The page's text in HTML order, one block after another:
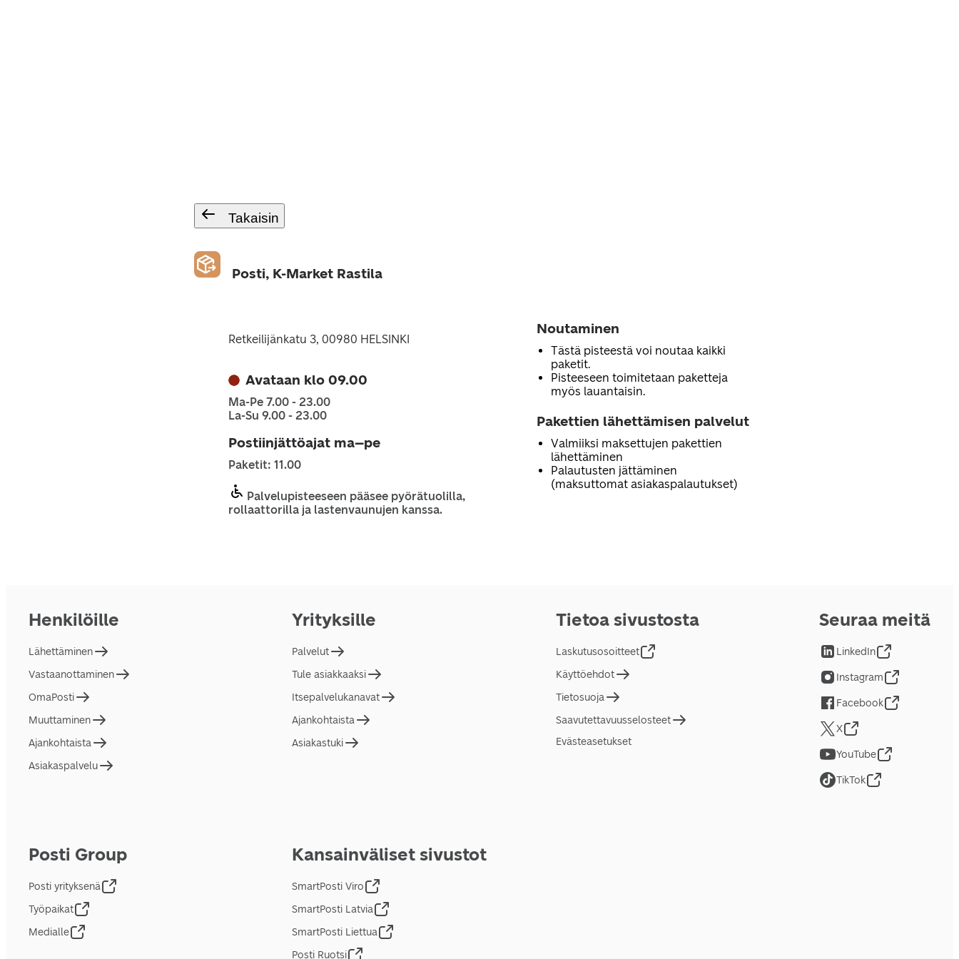
Takaisin
Posti, K-Market Rastila
Retkeilijänkatu 3, 00980 HELSINKI
Avataan klo 09.00
Ma-Pe 7.00 - 23.00
La-Su 9.00 - 23.00
Postiinjättöajat ma–pe
Paketit: 11.00
Palvelupisteeseen pääsee pyörätuolilla,
rollaattorilla ja lastenvaunujen kanssa.
Noutaminen
Tästä pisteestä voi noutaa kaikki
paketit.
Pisteeseen toimitetaan paketteja
myös lauantaisin.
Pakettien lähettämisen palvelut
Valmiiksi maksettujen pakettien
lähettäminen
Palautusten jättäminen
(maksuttomat asiakaspalautukset)
Henkilöille
Lähettäminen
Vastaanottaminen
OmaPosti
Muuttaminen
Ajankohtaista
Asiakaspalvelu
Yrityksille
Palvelut
Tule asiakkaaksi
Itsepalvelukanavat
Ajankohtaista
Asiakastuki
Tietoa sivustosta
Laskutusosoitteet
Käyttöehdot
Tietosuoja
Saavutettavuusselosteet
Evästeasetukset
Posti Group
Posti yrityksenä
Työpaikat
Medialle
Kansainväliset sivustot
SmartPosti Viro
SmartPosti Latvia
SmartPosti Liettua
Posti Ruotsi
Seuraa meitä
LinkedIn
Instagram
Facebook
X
YouTube
TikTok